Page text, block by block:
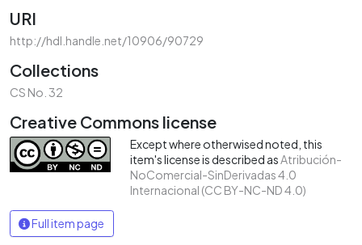
URI
http://hdl.handle.net/10906/90729
Collections
CS No. 32
Creative Commons license
Except where otherwised noted, this
item's license is described asAtribución-
NoComercial-SinDerivadas 4.0
Internacional (CC BY-NC-ND 4.0)
Full item page